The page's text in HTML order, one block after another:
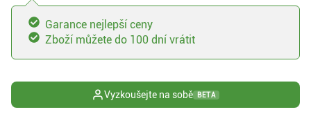
Garance nejlepší ceny
Zboží můžete do 100 dní vrátit
Vyzkoušejte na sobě BETA